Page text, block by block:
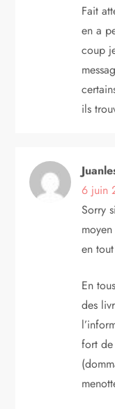
Fait
en a
coup
ils
6 juin
Sorry
en
En
des
fort de